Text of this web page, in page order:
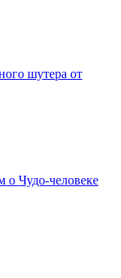
шутера от
о Чудо-человеке